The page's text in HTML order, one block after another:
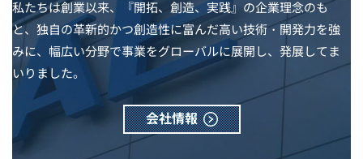
私たちは創業以来、『開拓、創造、実践』の企業理念のも
と、独自の革新的かつ創造性に富んだ高い技術・開発力を強
みに、幅広い分野で事業をグローバルに展開し、発展してま
いりました。
会社情報